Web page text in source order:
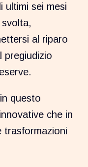
ultimi sei mesi
al riparo
pregiudizio
questo
che in
trasformazioni